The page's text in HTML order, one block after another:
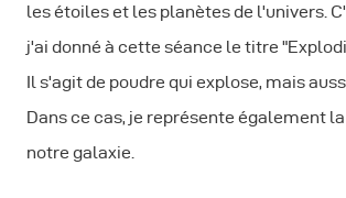
les étoiles et les planètes de l'univers.
j'ai donné à cette séance le titre
Il s'agit de poudre qui explose, mais
Dans ce cas, je représente également
notre galaxie.